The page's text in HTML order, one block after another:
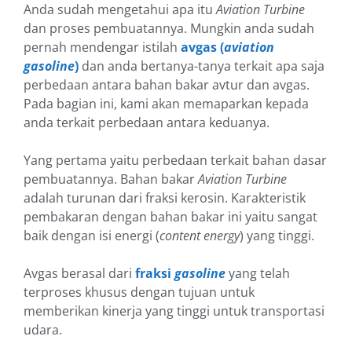
Anda sudah mengetahui apa ituAviation Turbine
dan proses pembuatannya. Mungkin anda sudah
pernah mendengar istilah avgas (aviation
gasoline) dan anda bertanya-tanya terkait apa saja
perbedaan antara bahan bakar avtur dan avgas.
Pada bagian ini, kami akan memaparkan kepada
anda terkait perbedaan antara keduanya.
Yang pertama yaitu perbedaan terkait bahan dasar
pembuatannya. Bahan bakarAviation Turbine
adalah turunan dari fraksi kerosin. Karakteristik
pembakaran dengan bahan bakar ini yaitu sangat
baik dengan isi energi (content energy) yang tinggi.
Avgas berasal dari fraksi gasolineyang telah
terproses khusus dengan tujuan untuk
memberikan kinerja yang tinggi untuk transportasi
udara.